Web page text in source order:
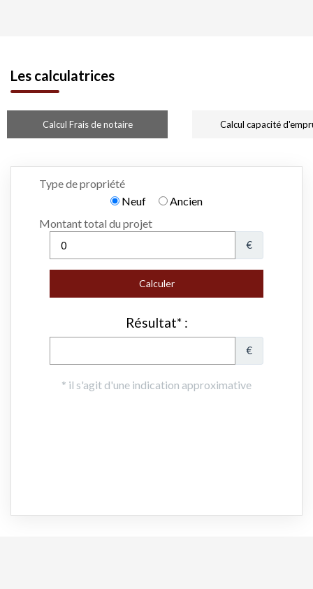
Les calculatrices
Calcul Frais de notaire Calcul capacité